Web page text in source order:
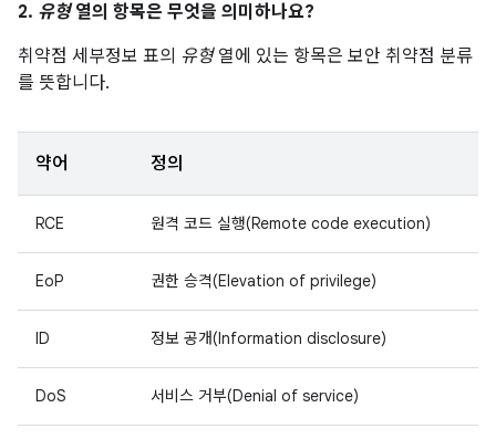
2. 유형열의 항목은 무엇을 의미하나요?
취약점 세부정보 표의 유형열에 있는 항목은 보안 취약점 분류
를 뜻합니다.
약어 정의
RCE 원격 코드 실행(Remote code execution)
EoP 권한 승격(Elevation of privilege)
ID 정보 공개(Information disclosure)
DoS 서비스 거부(Denial of service)